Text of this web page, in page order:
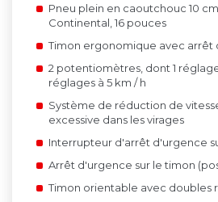
Pneu plein en caoutchouc 10
Continental, 16 pouces
Timon ergonomique avec arrêt
2 potentiomètres, dont 1
réglages à 5 km / h
Système de réduction de
excessive dans les virages
Interrupteur d'arrêt d'urgence
Arrêt d'urgence sur le timon
Timon orientable avec doubles